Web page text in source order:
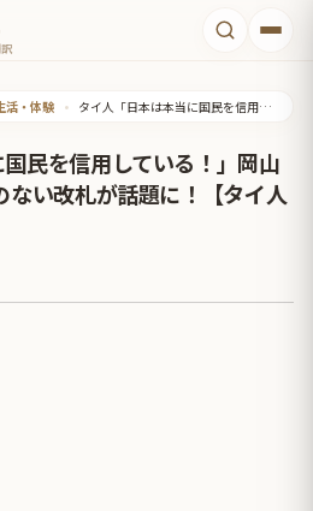
活・体験 • タイ人「日本は本当に国民を信用している！」岡山県JR木見駅のやる気のない改札が話題に！【タイ人の反応】
民を信用している！」岡山
ない改札が話題に！【タイ人